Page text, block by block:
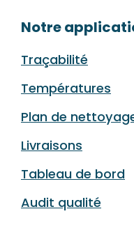
Notre
Traçabilité
Températures
Plan de
Livraisons
Tableau de bord
Audit qualité